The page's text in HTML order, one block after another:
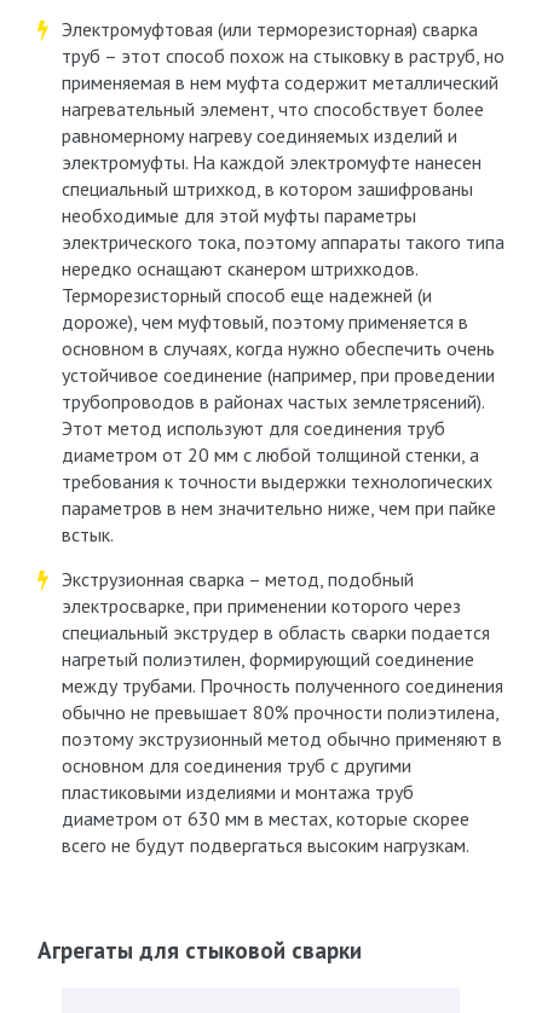
Электромуфтовая (или терморезисторная) сварка
труб – этот способ похож на стыковку в раструб, но
применяемая в нем муфта содержит металлический
нагревательный элемент, что способствует более
равномерному нагреву соединяемых изделий и
электромуфты. На каждой электромуфте нанесен
специальный штрихкод, в котором зашифрованы
необходимые для этой муфты параметры
электрического тока, поэтому аппараты такого типа
нередко оснащают сканером штрихкодов.
Терморезисторный способ еще надежней (и
дороже), чем муфтовый, поэтому применяется в
основном в случаях, когда нужно обеспечить очень
устойчивое соединение (например, при проведении
трубопроводов в районах частых землетрясений).
Этот метод используют для соединения труб
диаметром от 20 мм с любой толщиной стенки, а
требования к точности выдержки технологических
параметров в нем значительно ниже, чем при пайке
встык.
Экструзионная сварка – метод, подобный
электросварке, при применении которого через
специальный экструдер в область сварки подается
нагретый полиэтилен, формирующий соединение
между трубами. Прочность полученного соединения
обычно не превышает 80% прочности полиэтилена,
поэтому экструзионный метод обычно применяют в
основном для соединения труб с другими
пластиковыми изделиями и монтажа труб
диаметром от 630 мм в местах, которые скорее
всего не будут подвергаться высоким нагрузкам.
Агрегаты для стыковой сварки